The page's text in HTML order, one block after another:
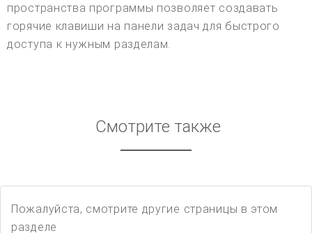
пространства программы позволяет создавать
горячие клавиши на панели задач для быстрого
доступа к нужным разделам.
Смотрите также
Пожалуйста, смотрите другие страницы в этом
разделе